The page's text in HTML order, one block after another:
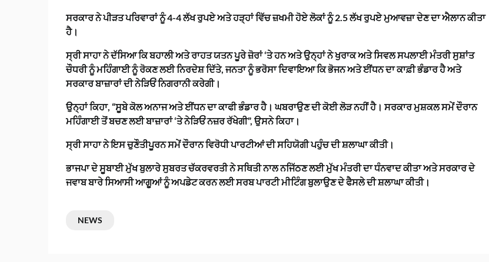
ਸਰਕਾਰ ਨੇ ਪੀੜਤ ਪਰਿਵਾਰਾਂ ਨੂੰ 4-4 ਲੱਖ ਰੁਪਏ ਅਤੇ ਹੜ੍ਹਾਂ ਵਿੱਚ ਜ਼ਖਮੀ ਹੋਏ ਲੋਕਾਂ ਨੂੰ 2.5 ਲੱਖ ਰੁਪਏ ਮੁਆਵਜ਼ਾ ਦੇਣ ਦਾ ਐਲਾਨ ਕੀਤਾ
ਹੈ।
ਸ੍ਰੀ ਸਾਹਾ ਨੇ ਦੱਸਿਆ ਕਿ ਬਹਾਲੀ ਅਤੇ ਰਾਹਤ ਯਤਨ ਪੂਰੇ ਜ਼ੋਰਾਂ ‘ਤੇ ਹਨ ਅਤੇ ਉਨ੍ਹਾਂ ਨੇ ਖੁਰਾਕ ਅਤੇ ਸਿਵਲ ਸਪਲਾਈ ਮੰਤਰੀ ਸੁਸ਼ਾਂਤ
ਚੌਧਰੀ ਨੂੰ ਮਹਿੰਗਾਈ ਨੂੰ ਰੋਕਣ ਲਈ ਨਿਰਦੇਸ਼ ਦਿੱਤੇ, ਜਨਤਾ ਨੂੰ ਭਰੋਸਾ ਦਿਵਾਇਆ ਕਿ ਭੋਜਨ ਅਤੇ ਈਂਧਨ ਦਾ ਕਾਫ਼ੀ ਭੰਡਾਰ ਹੈ ਅਤੇ
ਸਰਕਾਰ ਬਾਜ਼ਾਰਾਂ ਦੀ ਨੇੜਿਓਂ ਨਿਗਰਾਨੀ ਕਰੇਗੀ।
ਉਨ੍ਹਾਂ ਕਿਹਾ, “ਸੂਬੇ ਕੋਲ ਅਨਾਜ ਅਤੇ ਈਂਧਨ ਦਾ ਕਾਫੀ ਭੰਡਾਰ ਹੈ। ਘਬਰਾਉਣ ਦੀ ਕੋਈ ਲੋੜ ਨਹੀਂ ਹੈ। ਸਰਕਾਰ ਮੁਸ਼ਕਲ ਸਮੇਂ ਦੌਰਾਨ
ਮਹਿੰਗਾਈ ਤੋਂ ਬਚਣ ਲਈ ਬਾਜ਼ਾਰਾਂ ‘ਤੇ ਨੇੜਿਓਂ ਨਜ਼ਰ ਰੱਖੇਗੀ”, ਉਸਨੇ ਕਿਹਾ।
ਸ੍ਰੀ ਸਾਹਾ ਨੇ ਇਸ ਚੁਣੌਤੀਪੂਰਨ ਸਮੇਂ ਦੌਰਾਨ ਵਿਰੋਧੀ ਪਾਰਟੀਆਂ ਦੀ ਸਹਿਯੋਗੀ ਪਹੁੰਚ ਦੀ ਸ਼ਲਾਘਾ ਕੀਤੀ।
ਭਾਜਪਾ ਦੇ ਸੂਬਾਈ ਮੁੱਖ ਬੁਲਾਰੇ ਸੁਬਰਤ ਚੱਕਰਵਰਤੀ ਨੇ ਸਥਿਤੀ ਨਾਲ ਨਜਿੱਠਣ ਲਈ ਮੁੱਖ ਮੰਤਰੀ ਦਾ ਧੰਨਵਾਦ ਕੀਤਾ ਅਤੇ ਸਰਕਾਰ ਦੇ
ਜਵਾਬ ਬਾਰੇ ਸਿਆਸੀ ਆਗੂਆਂ ਨੂੰ ਅਪਡੇਟ ਕਰਨ ਲਈ ਸਰਬ ਪਾਰਟੀ ਮੀਟਿੰਗ ਬੁਲਾਉਣ ਦੇ ਫੈਸਲੇ ਦੀ ਸ਼ਲਾਘਾ ਕੀਤੀ।
NEWS